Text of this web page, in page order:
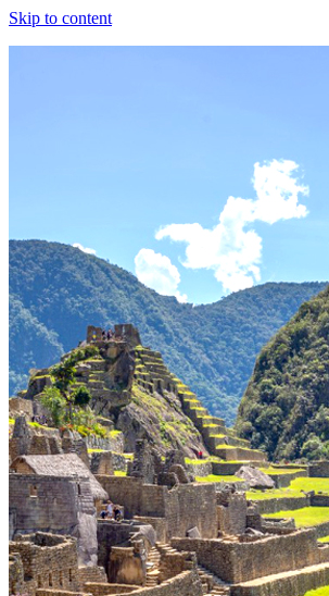
Skip to content